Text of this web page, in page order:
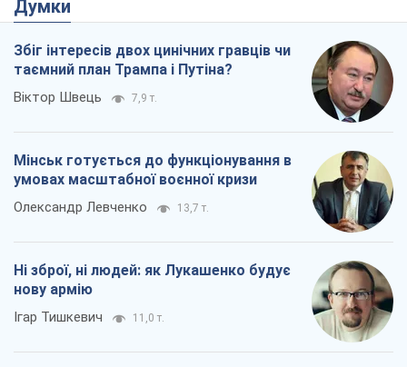
Думки
Збіг інтересів двох цинічних гравців чи
таємний план Трампа і Путіна?
Віктор Швець 7,9 т.
Мінськ готується до функціонування в
умовах масштабної воєнної кризи
Олександр Левченко 13,7 т.
Ні зброї, ні людей: як Лукашенко будує
нову армію
Ігар Тишкевич 11,0 т.